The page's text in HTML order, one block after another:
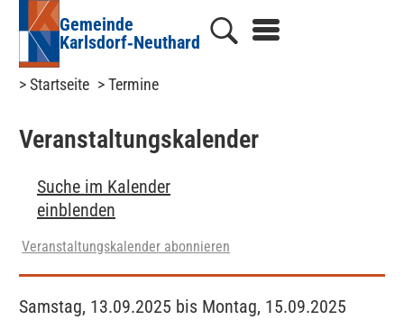
Gemeinde
Karlsdorf‑Neuthard
> Startseite > Termine
Veranstaltungs­kalender
Suche im Kalender
einblenden
Veranstaltungskalender abonnieren
Samstag, 13.09.2025 bis Montag, 15.09.2025